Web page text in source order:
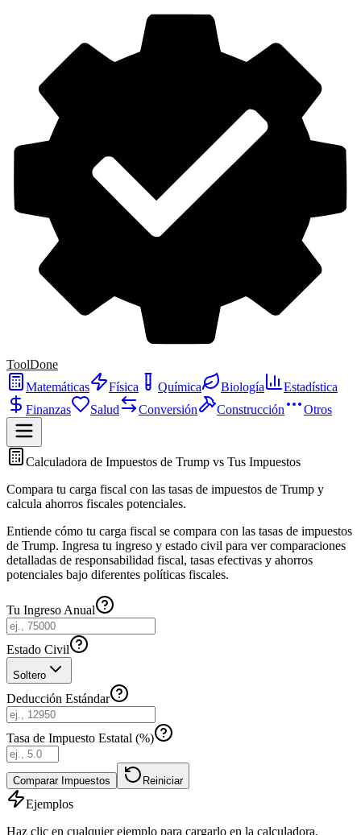
ToolDone
Matemáticas
Física Química Biología
Estadística
Finanzas
Salud Conversión Construcción Otros
Calculadora de Impuestos de Trump vs Tus Impuestos
Compara tu carga fiscal con las tasas de impuestos de Trump y
calcula ahorros fiscales potenciales.
Entiende cómo tu carga fiscal se compara con las tasas de impuestos
de Trump. Ingresa tu ingreso y estado civil para ver comparaciones
detalladas de responsabilidad fiscal, tasas efectivas y ahorros
potenciales bajo diferentes políticas fiscales.
Tu Ingreso Anual
Estado Civil
Soltero
Deducción Estándar
Tasa de Impuesto Estatal (%)
Comparar Impuestos Reiniciar
Ejemplos
Haz clic en cualquier ejemplo para cargarlo en la calculadora.